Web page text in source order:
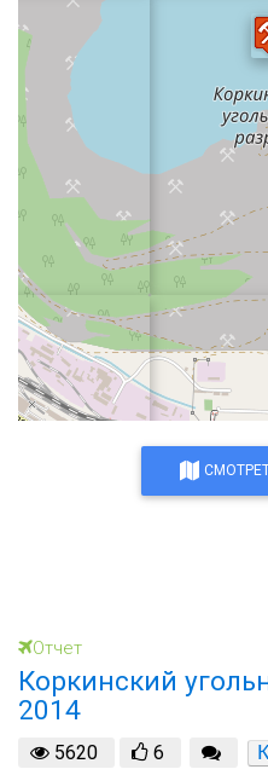
Отчет
Коркинский
2014
5620 6